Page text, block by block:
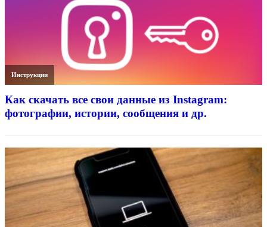
Инструкции
Как скачать все свои данные из Instagram:
фотографии, истории, сообщения и др.